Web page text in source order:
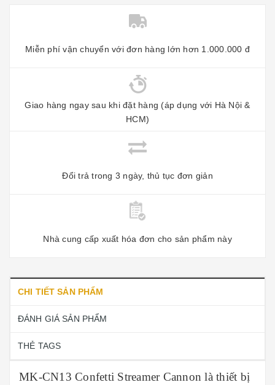
Miễn phí vận chuyển với đơn hàng lớn hơn 1.000.000 đ
Giao hàng ngay sau khi đặt hàng (áp dụng với Hà Nội &
HCM)
Đổi trả trong 3 ngày, thủ tục đơn giản
Nhà cung cấp xuất hóa đơn cho sản phẩm này
CHI TIẾT SẢN PHẨM
ĐÁNH GIÁ SẢN PHẨM
THẺ TAGS
MK-CN13 Confetti Streamer Cannon là thiết bị